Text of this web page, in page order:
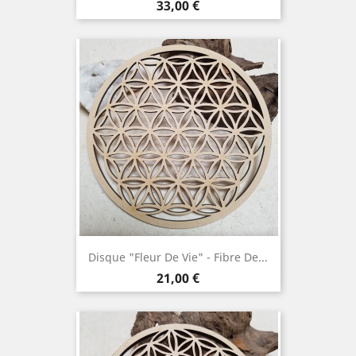
Prix
33,00 €
Disque "Fleur De Vie" - Fibre De...
Prix
21,00 €